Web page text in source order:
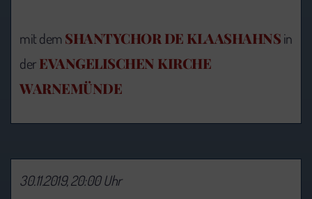
mit demSHANTYCHOR DE KLAASHAHNSin
derEVANGELISCHEN KIRCHE
WARNEMÜNDE
30.11.2019, 20:00 Uhr